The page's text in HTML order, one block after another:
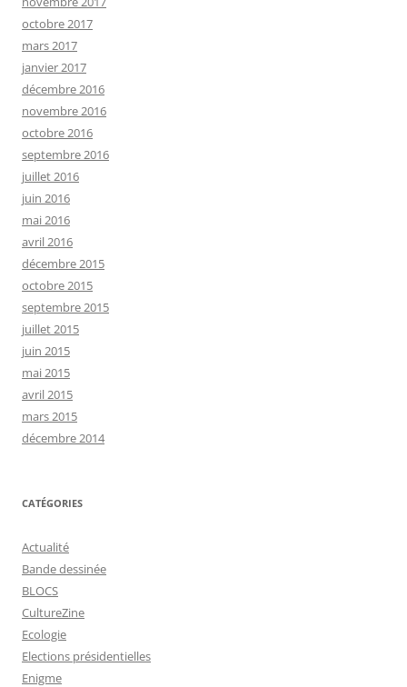
octobre 2017
mars 2017
janvier 2017
décembre 2016
novembre 2016
octobre 2016
septembre 2016
juillet 2016
juin 2016
mai 2016
avril 2016
décembre 2015
octobre 2015
septembre 2015
juillet 2015
juin 2015
mai 2015
avril 2015
mars 2015
décembre 2014
CATÉGORIES
Actualité
Bande dessinée
BLOCS
CultureZine
Ecologie
Elections présidentielles
Enigme